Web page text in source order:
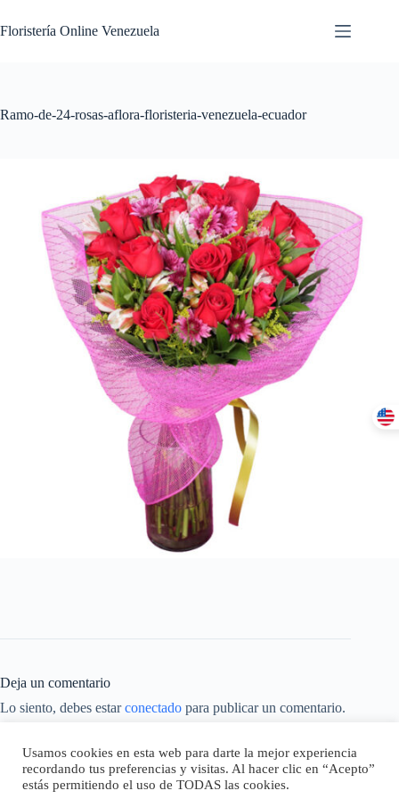
Floristería Online Venezuela
Ramo-de-24-rosas-aflora-floristeria-venezuela-ecuador
Deja un comentario
Lo siento, debes estarconectado para publicar un comentario.
Este sitio usa Akismet para reducir el spam.Aprende cómo se
procesan los datos de tus comentarios.
Usamos cookies en esta web para darte la mejor experiencia
recordando tus preferencias y visitas. Al hacer clic en “Acepto”
estás permitiendo el uso de TODAS las cookies.